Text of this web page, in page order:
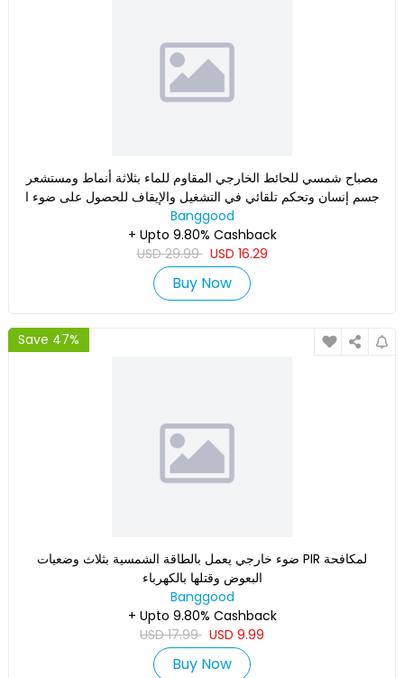
مصباح شمسي للحائط الخارجي المقاوم للماء بثلاثة أنماط ومستشعر
جسم إنسان وتحكم تلقائي في التشغيل والإيقاف للحصول على ضوء ا
Banggood
+ Upto 9.80% Cashback
USD29.99 USD 16.29
Buy Now
Save 47%
ضوء خارجي يعمل بالطاقة الشمسية بثلاث وضعيات PIR لمكافحة
البعوض وقتلها بالكهرباء
Banggood
+ Upto 9.80% Cashback
USD17.99 USD 9.99
Buy Now